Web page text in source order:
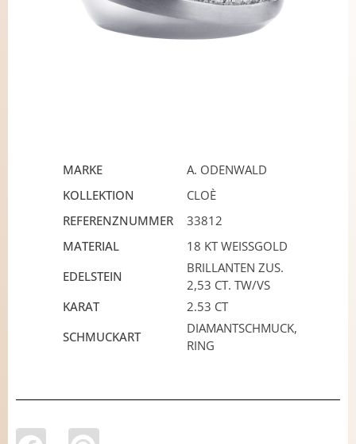
MARKE
A. ODENWALD
KOLLEKTION
CLOÈ
REFERENZNUMMER
33812
MATERIAL
18 KT WEISSGOLD
EDELSTEIN
BRILLANTEN ZUS.
2,53 CT. TW/VS
KARAT
2.53 CT
SCHMUCKART
DIAMANTSCHMUCK,
RING